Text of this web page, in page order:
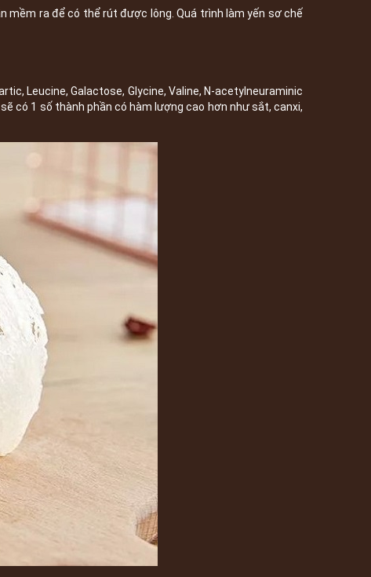
mềm ra để có thể rút được lông. Quá trình làm yến sơ chế
Leucine, Galactose, Glycine, Valine, N-acetylneuraminic
có 1 số thành phần có hàm lượng cao hơn như sắt, canxi,